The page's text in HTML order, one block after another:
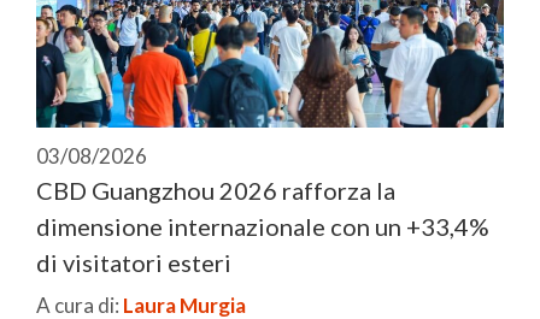
03/08/2026
CBD Guangzhou 2026 rafforza la
dimensione internazionale con un +33,4%
di visitatori esteri
A cura di: Laura Murgia